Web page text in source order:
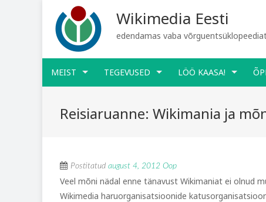
Wikimedia Eesti
edendamas vaba
MEIST TEGEVUSED LÖÖ KAASA!
Reisiaruanne: Wikimania ja
Postitatud august 4, 2012 Oop
Veel mõni nädal enne tänavust Wikimaniat ei olnud
Wikimedia haruorganisatsioonide